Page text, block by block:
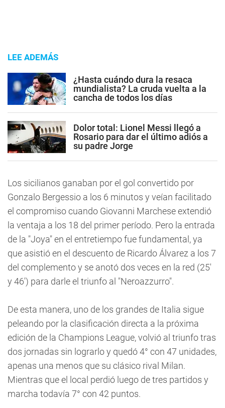
LEE ADEMÁS
¿Hasta cuándo dura la resaca
mundialista? La cruda vuelta a la
cancha de todos los días
Dolor total: Lionel Messi llegó a
Rosario para dar el último adiós a
su padre Jorge
Los sicilianos ganaban por el gol convertido por
Gonzalo Bergessio a los 6 minutos y veían facilitado
el compromiso cuando Giovanni Marchese extendió
la ventaja a los 18 del primer período. Pero la entrada
de la "Joya" en el entretiempo fue fundamental, ya
que asistió en el descuento de Ricardo Álvarez a los 7
del complemento y se anotó dos veces en la red (25'
y 46') para darle el triunfo al "Neroazzurro".
De esta manera, uno de los grandes de Italia sigue
peleando por la clasificación directa a la próxima
edición de la Champions League, volvió al triunfo tras
dos jornadas sin lograrlo y quedó 4° con 47 unidades,
apenas una menos que su clásico rival Milan.
Mientras que el local perdió luego de tres partidos y
marcha todavía 7° con 42 puntos.